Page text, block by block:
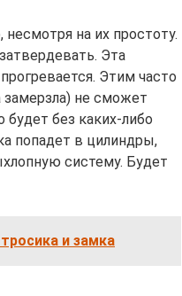
на их простоту.
Эта
Этим часто
не сможет
будет без каких-либо
попадет в цилиндры,
систему. Будет
и замка